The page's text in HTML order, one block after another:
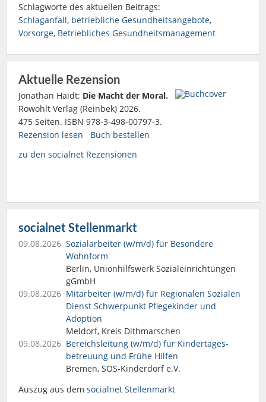
Schlagworte des aktuellen Beitrags:
Schlaganfall, betriebliche Gesundheitsangebote,
Vorsorge, Betriebliches Gesundheitsmanagement
Aktuelle Rezension
Jonathan Haidt: Die Macht der Moral.
Rowohlt Verlag (Reinbek) 2026.
475 Seiten. ISBN 978-3-498-00797-3.
Rezension lesen
Buch bestellen
zu den socialnet Rezensionen
socialnet Stellenmarkt
09.08.2026 Sozialarbeiter (w/m/d) für Besondere
Wohnform
Berlin, Unionhilfswerk Sozialeinrichtungen
gGmbH
09.08.2026 Mitarbeiter (w/m/d) für Regionalen Sozialen
Dienst Schwerpunkt Pflegekinder und
Adoption
Meldorf, Kreis Dithmarschen
09.08.2026 Bereichsleitung (w/m/d) für Kindertages­
betreuung und Frühe Hilfen
Bremen, SOS-Kinderdorf e.V.
Auszug aus dem socialnet Stellenmarkt